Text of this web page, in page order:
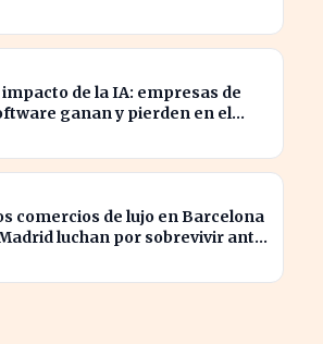
impacto de la IA: empresas de
ganan y pierden en el
comercios de lujo en Barcelona
luchan por sobrevivir ante